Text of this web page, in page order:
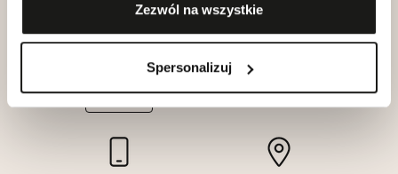
Zezwól na wszystkie
Spersonalizuj
Klub dla
Przyjaciół
W.KRUK
Dołącz
Katalogi
W.KRUK